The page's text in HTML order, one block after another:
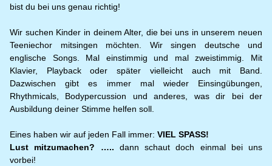
bist du bei uns genau richtig!
Wir suchen Kinder in deinem Alter, die bei uns in unserem neuen
Teeniechor mitsingen möchten. Wir singen deutsche und
englische Songs. Mal einstimmig und mal zweistimmig. Mit
Klavier, Playback oder später vielleicht auch mit Band.
Dazwischen gibt es immer mal wieder Einsingübungen,
Rhythmicals, Bodypercussion und anderes, was dir bei der
Ausbildung deiner Stimme helfen soll.
Eines haben wir auf jeden Fall immer: VIEL SPASS!
Lust mitzumachen? ….. dann schaut doch einmal bei uns
vorbei!